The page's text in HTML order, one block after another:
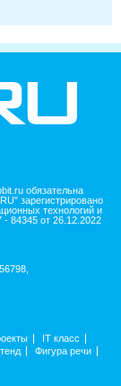
обязательна
зарегистрировано
технологий и
84345 от 26.12.2022
IT класс
Фигура речи